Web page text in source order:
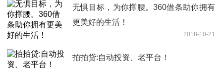
无惧目标，为你撑腰。360借条助你拥有
更美好的生活！
2018-10-21
拍拍贷:自动投资、老平台！